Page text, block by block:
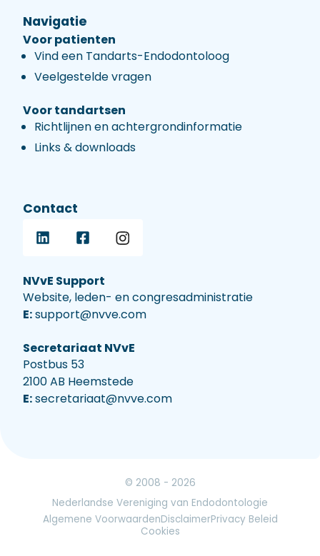
Navigatie
Voor patienten
Vind een Tandarts-Endodontoloog
Veelgestelde vragen
Voor tandartsen
Richtlijnen en achtergrondinformatie
Links & downloads
Contact
NVvE Support
Website, leden- en congresadministratie
E:support@nvve.com
Secretariaat NVvE
Postbus 53
2100 AB Heemstede
E:secretariaat@nvve.com
© 2008 - 2026
Nederlandse Vereniging van Endodontologie
Algemene VoorwaardenDisclaimerPrivacy Beleid
Cookies